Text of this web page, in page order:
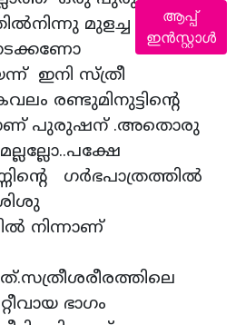
മുളച്ച
ഇനി സ്ത്രീ
രണ്ടുമിനുട്ടിന്റെ
പുരുഷന് .അതൊരു
ഗര്‍ഭപാത്രത്തില്‍
ശിശു
നിന്നാണ്
ഭാഗം
ആപ്പ്
ഇൻസ്റ്റാൾ